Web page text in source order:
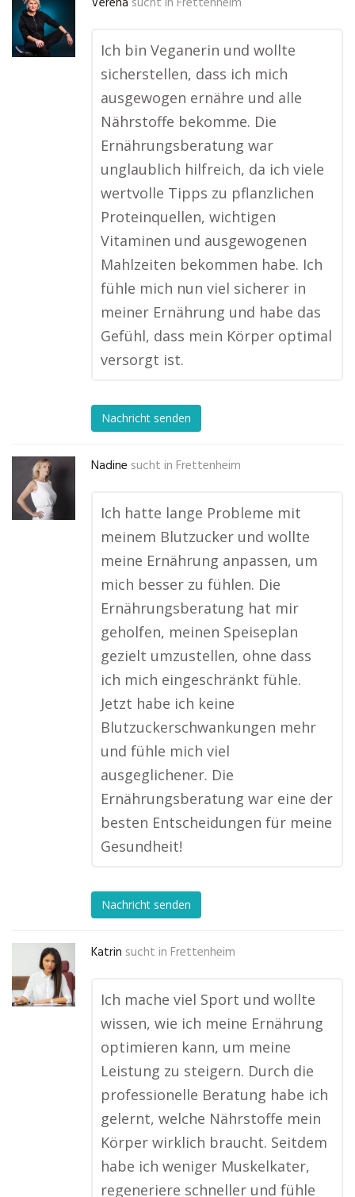
Ich bin Veganerin und wollte
sicherstellen, dass ich mich
ausgewogen ernähre und alle
Nährstoffe bekomme. Die
Ernährungsberatung war
unglaublich hilfreich, da ich viele
wertvolle Tipps zu pflanzlichen
Proteinquellen, wichtigen
Vitaminen und ausgewogenen
Mahlzeiten bekommen habe. Ich
fühle mich nun viel sicherer in
meiner Ernährung und habe das
Gefühl, dass mein Körper optimal
versorgt ist.
Nachricht senden
Nadine sucht in Frettenheim
Ich hatte lange Probleme mit
meinem Blutzucker und wollte
meine Ernährung anpassen, um
mich besser zu fühlen. Die
Ernährungsberatung hat mir
geholfen, meinen Speiseplan
gezielt umzustellen, ohne dass
ich mich eingeschränkt fühle.
Jetzt habe ich keine
Blutzuckerschwankungen mehr
und fühle mich viel
ausgeglichener. Die
Ernährungsberatung war eine der
besten Entscheidungen für meine
Gesundheit!
Nachricht senden
Katrin sucht in Frettenheim
Ich mache viel Sport und wollte
wissen, wie ich meine Ernährung
optimieren kann, um meine
Leistung zu steigern. Durch die
professionelle Beratung habe ich
gelernt, welche Nährstoffe mein
Körper wirklich braucht. Seitdem
habe ich weniger Muskelkater,
regeneriere schneller und fühle